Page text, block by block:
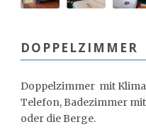
DOPPELZIMMER
Doppelzimmer mit
Telefon, Badezimmer
oder die Berge.